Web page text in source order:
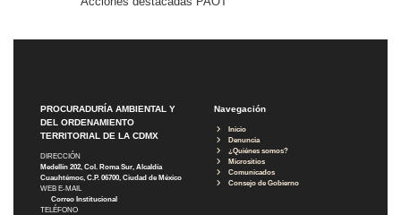
PROCURADURÍA AMBIENTAL Y
DEL ORDENAMIENTO
TERRITORIAL DE LA CDMX
DIRECCIÓN
Medellín 202, Col. Roma Sur, Alcaldía
Cuauhtémoc, C.P. 06700, Ciudad de México
WEB E-MAIL
Correo Institucional
TELÉFONO
Navegación
Inicio
Denuncia
¿Quiénes somos?
Micrositios
Comunicados
Consejo de Gobierno